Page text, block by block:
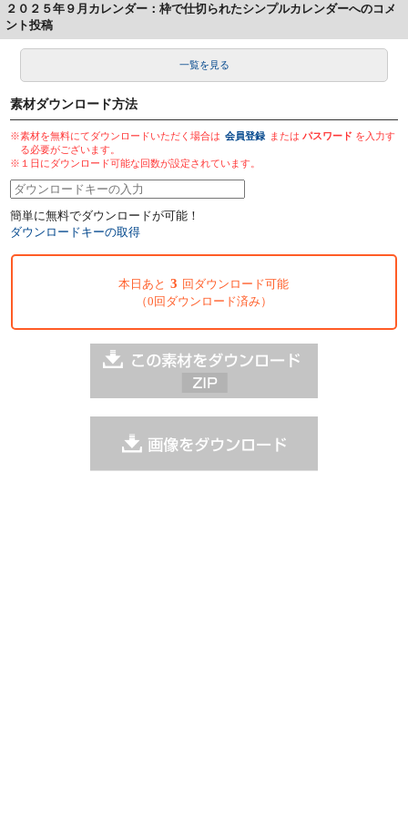
２０２５年９月カレンダー：枠で仕切られたシンプルカレンダーへのコメ
ント投稿
一覧を見る
素材ダウンロード方法
※素材を無料にてダウンロードいただく場合は 会員登録 またはパスワード を入力す
る必要がございます。
※１日にダウンロード可能な回数が設定されています。
簡単に無料でダウンロードが可能！
ダウンロードキーの取得
本日あと 3 回ダウンロード可能
（0回ダウンロード済み）